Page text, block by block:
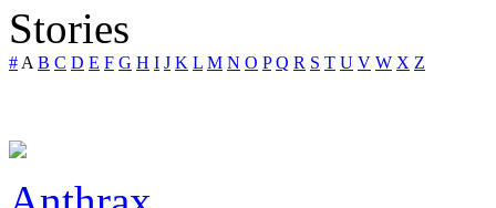
Stories
# A B C D E F G H I J K L M N O P Q R S T U V W X Z